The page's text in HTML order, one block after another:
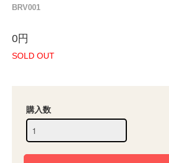
BRV001
0円
SOLD OUT
購入数